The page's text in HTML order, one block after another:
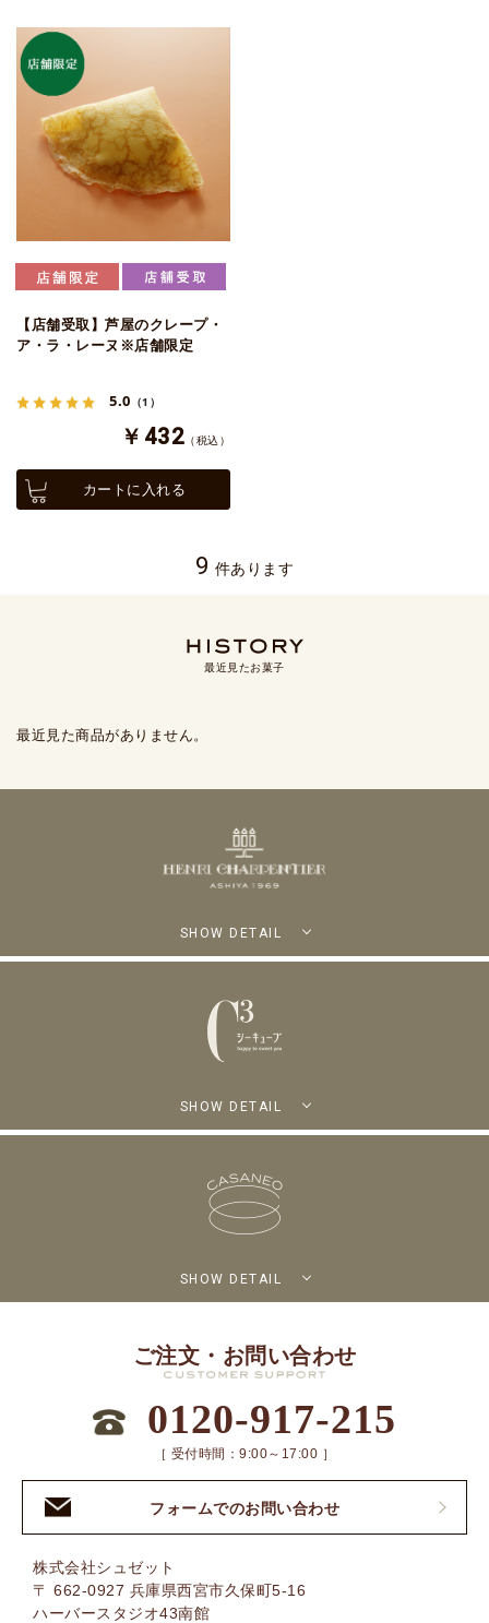
【店舗受取】芦屋のクレープ・
ア・ラ・レーヌ※店舗限定
5.0 （1）
￥432 （税込）
カートに入れる
9 件あります
最近見たお菓子
最近見た商品がありません。
SHOW DETAIL
SHOW DETAIL
SHOW DETAIL
ご注文・お問い合わせ
0120-917-215
［ 受付時間：9:00～17:00 ］
フォームでのお問い合わせ
株式会社シュゼット
〒 662-0927 兵庫県西宮市久保町5-16
ハーバースタジオ43南館